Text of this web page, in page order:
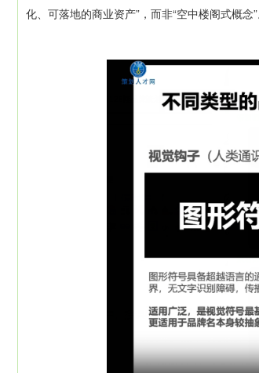
化、可落地的商业资产”，而非“空中楼阁式概念”